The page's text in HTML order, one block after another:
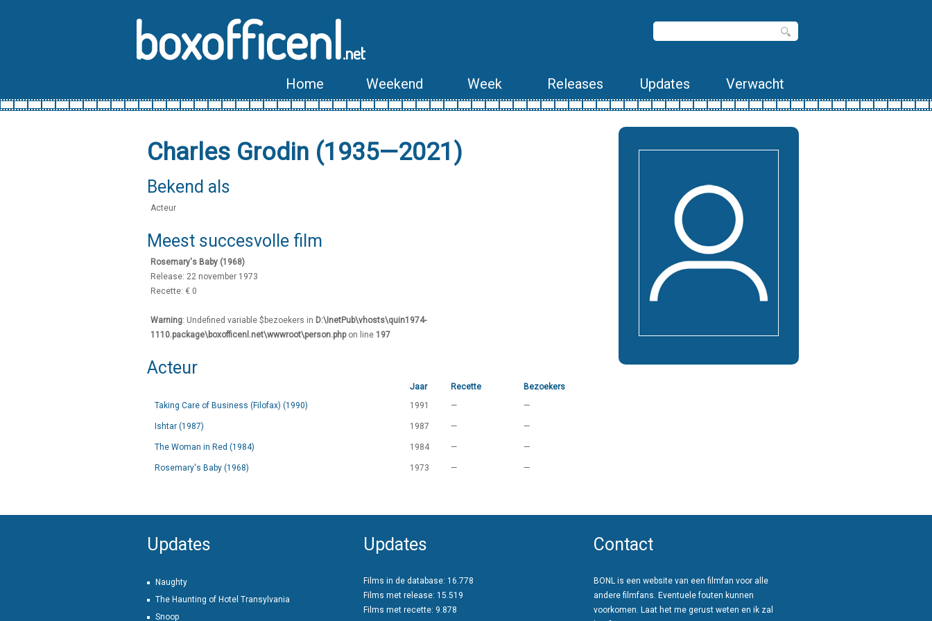
boxofficenl.net
Home Weekend Week Releases Updates Verwacht
Charles Grodin (1935—2021)
Bekend als
Acteur
Meest succesvolle film
Rosemary's Baby (1968)
Release: 22 november 1973
Recette: € 0
Warning: Undefined variable $bezoekers in D:\InetPub\vhosts\quin1974-
1110.package\boxofficenl.net\wwwroot\person.phpon line 197
Acteur
Jaar Recette
Bezoekers
Taking Care of Business (Filofax) (1990)
1991 — —
Ishtar (1987) 1987 — —
The Woman in Red (1984) 1984 — —
Rosemary's Baby (1968) 1973 — —
Updates
Naughty
The Haunting of Hotel Transylvania
Snoop
Updates
Films in de database: 16.778
Films met release: 15.519
Films met recette: 9.878
Contact
BONL is een website van een filmfan voor alle
andere filmfans. Eventuele fouten kunnen
voorkomen. Laat het me gerust weten en ik zal